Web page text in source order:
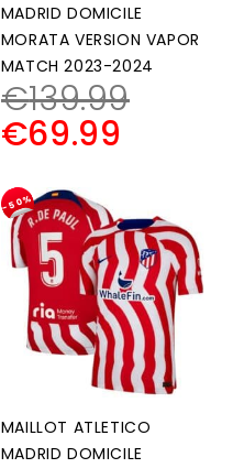
MADRID DOMICILE
MORATA VERSION VAPOR
MATCH 2023-2024
€139.99
€69.99
-50%
MAILLOT ATLETICO
MADRID DOMICILE